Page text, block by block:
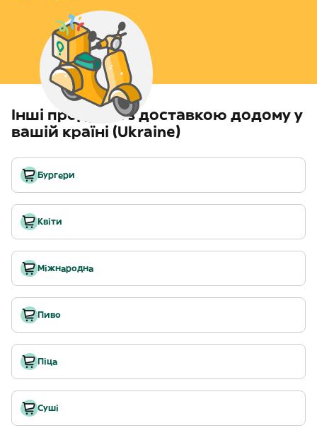
Інші продукти з доставкою додому у
вашій країні (Ukraine)
Бургери
Квіти
Міжнародна
Пиво
Піца
Суші